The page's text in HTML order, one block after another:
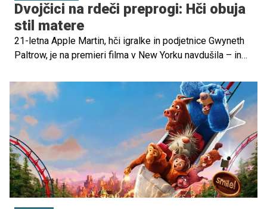
Dvojčici na rdeči preprogi: Hči obuja
stil matere
21-letna Apple Martin, hči igralke in podjetnice Gwyneth
Paltrow, je na premieri filma v New Yorku navdušila – in
njena slavna mama.